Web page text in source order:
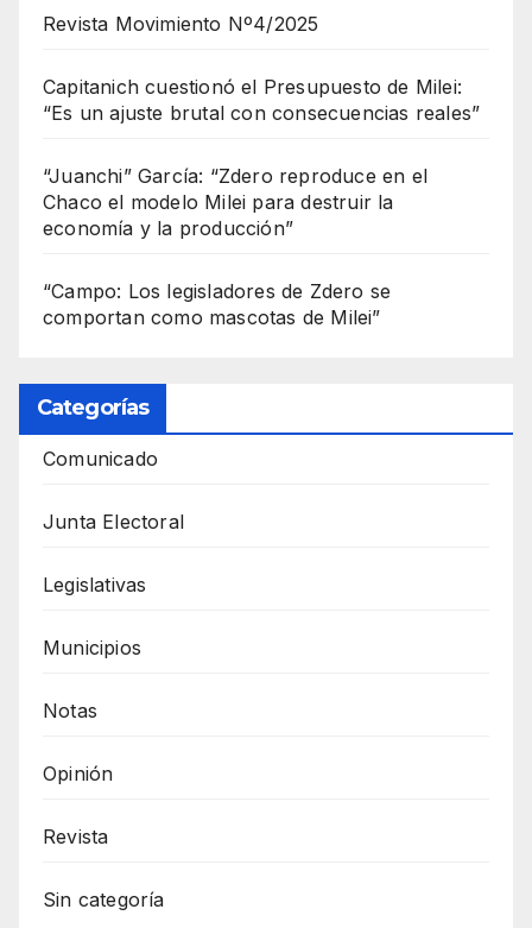
Revista Movimiento Nº4/2025
Capitanich cuestionó el Presupuesto de Milei:
“Es un ajuste brutal con consecuencias reales”
“Juanchi” García: “Zdero reproduce en el
Chaco el modelo Milei para destruir la
economía y la producción”
“Campo: Los legisladores de Zdero se
comportan como mascotas de Milei”
Categorías
Comunicado
Junta Electoral
Legislativas
Municipios
Notas
Opinión
Revista
Sin categoría